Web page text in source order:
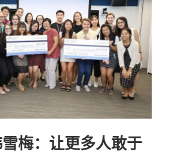
雪梅：让更多人敢于